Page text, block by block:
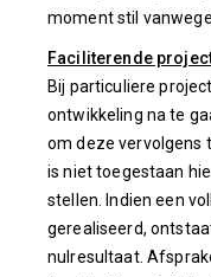
moment stil
Faciliterende
Bij particuliere
ontwikkeling na te
om deze vervolgens
is niet toegestaan
stellen. Indien een
gerealiseerd,
nulresultaat.